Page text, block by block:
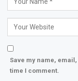
Save my name,
time I comment.